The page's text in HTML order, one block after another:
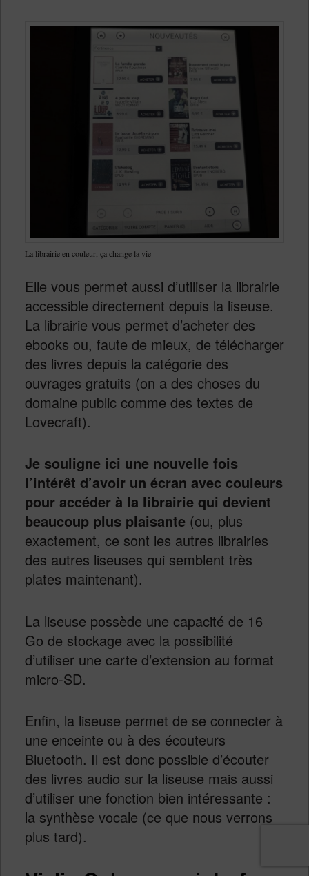
La librairie en couleur, ça change la vie
Elle vous permet aussi d’utiliser la librairie
accessible directement depuis la liseuse.
La librairie vous permet d’acheter des
ebooks ou, faute de mieux, de télécharger
des livres depuis la catégorie des
ouvrages gratuits (on a des choses du
domaine public comme des textes de
Lovecraft).
Je souligne ici une nouvelle fois
l’intérêt d’avoir un écran avec couleurs
pour accéder à la librairie qui devient
beaucoup plus plaisante(ou, plus
exactement, ce sont les autres librairies
des autres liseuses qui semblent très
plates maintenant).
La liseuse possède une capacité de 16
Go de stockage avec la possibilité
d’utiliser une carte d’extension au format
micro-SD.
Enfin, la liseuse permet de se connecter à
une enceinte ou à des écouteurs
Bluetooth. Il est donc possible d’écouter
des livres audio sur la liseuse mais aussi
d’utiliser une fonction bien intéressante :
la synthèse vocale (ce que nous verrons
plus tard).